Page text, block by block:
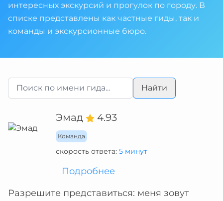
интересных экскурсий и прогулок по городу. В
списке представлены как частные гиды, так и
команды и экскурсионные бюро.
Найти
Эмад 4.93
Команда
скорость ответа: 5 минут
Подробнее
Разрешите представиться: меня зовут